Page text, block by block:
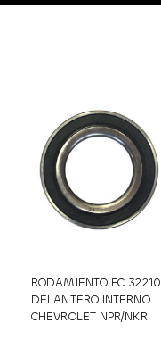
RODAMIENTO FC 32210
DELANTERO INTERNO
CHEVROLET NPR/NKR